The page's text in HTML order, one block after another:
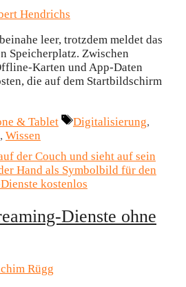
Hendrichs
leer, trotzdem meldet das
Speicherplatz. Zwischen
Karten und App-Daten
die auf dem Startbildschirm
& Tablet Schlagwörter
Digitalisierung,
, Wissen
Dienste ohne
Rügg